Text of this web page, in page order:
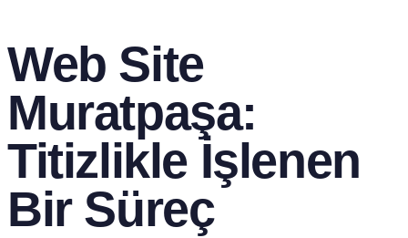
Web Site
Muratpaşa:
Titizlikle İşlenen
Bir Süreç